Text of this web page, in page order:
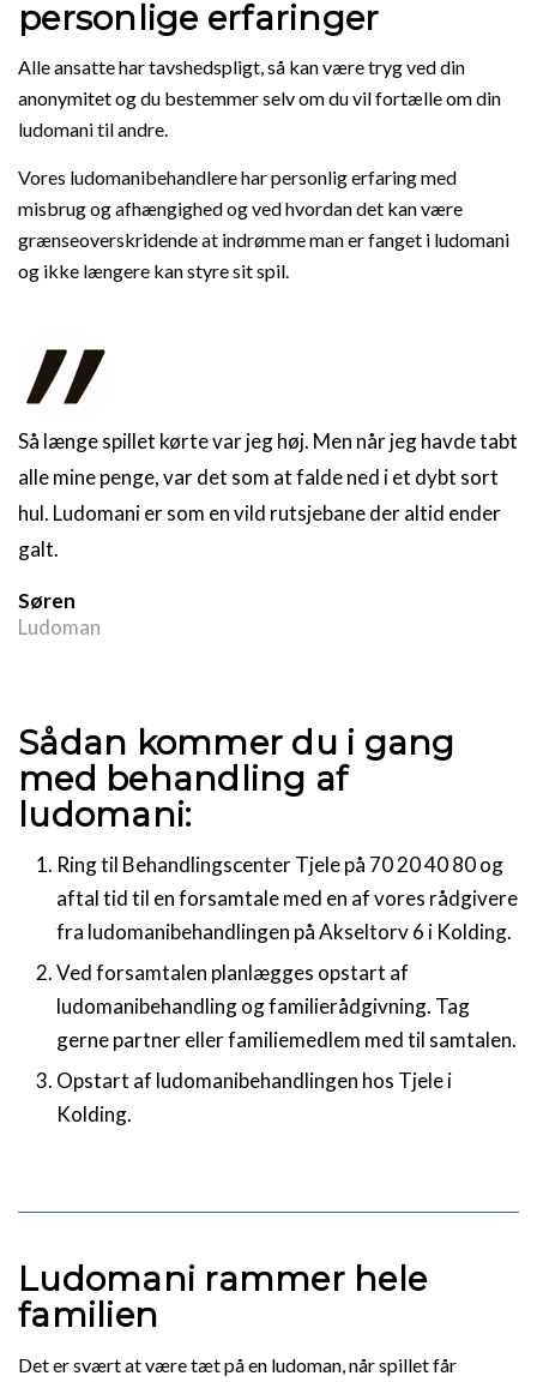
personlige erfaringer
Alle ansatte har tavshedspligt, så kan være tryg ved din
anonymitet og du bestemmer selv om du vil fortælle om din
ludomani til andre.
Vores ludomanibehandlere har personlig erfaring med
misbrug og afhængighed og ved hvordan det kan være
grænseoverskridende at indrømme man er fanget i ludomani
og ikke længere kan styre sit spil.
Så længe spillet kørte var jeg høj. Men når jeg havde tabt
alle mine penge, var det som at falde ned i et dybt sort
hul. Ludomani er som en vild rutsjebane der altid ender
galt.
Søren
Ludoman
Sådan kommer du i gang
med behandling af
ludomani:
Ring til Behandlingscenter Tjele på 70 20 40 80 og
aftal tid til en forsamtale med en af vores rådgivere
fra ludomanibehandlingen på Akseltorv 6 i Kolding.
Ved forsamtalen planlægges opstart af
ludomanibehandling og familierådgivning. Tag
gerne partner eller familiemedlem med til samtalen.
Opstart af ludomanibehandlingen hos Tjele i
Kolding.
Ludomani rammer hele
familien
Det er svært at være tæt på en ludoman, når spillet får